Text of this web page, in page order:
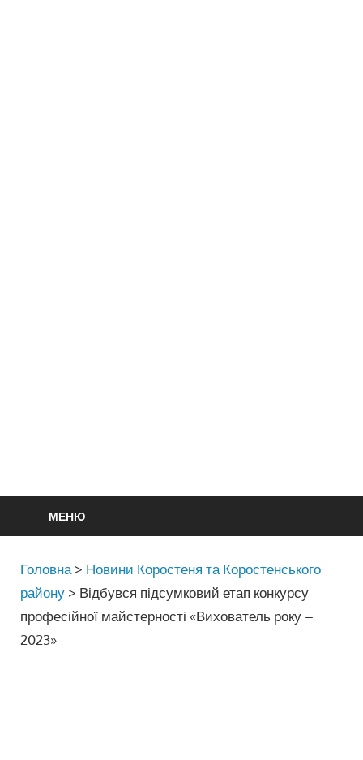
МЕНЮ
Головна > Новини Коростеня та Коростенського
району > Відбувся підсумковий етап конкурсу
професійної майстерності «Вихователь року –
2023»